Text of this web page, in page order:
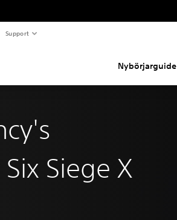
Support
Nybörjarguide
Siege X